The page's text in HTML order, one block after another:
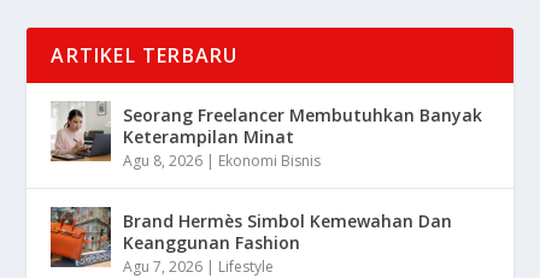
ARTIKEL TERBARU
Seorang Freelancer Membutuhkan Banyak
Keterampilan Minat
Agu 8, 2026 | Ekonomi Bisnis
Brand Hermès Simbol Kemewahan Dan
Keanggunan Fashion
Agu 7, 2026 | Lifestyle